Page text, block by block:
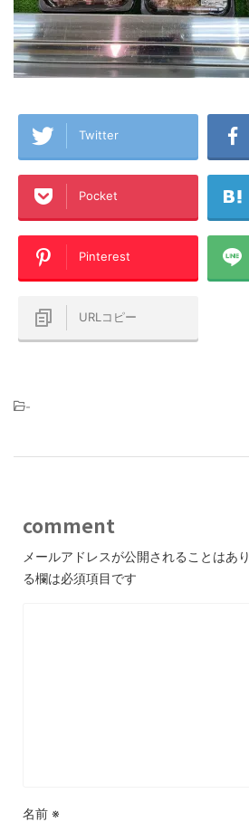
Twitter
Pocket
Pinterest
URLコピー
-
comment
メールアドレスが公開されることはあり
る欄は必須項目です
名前 ※